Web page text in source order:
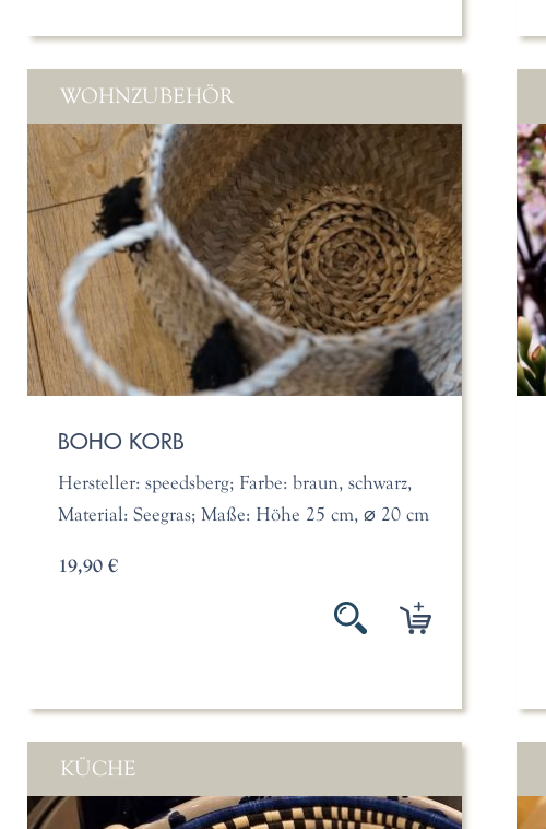
WOHNZUBEHÖR
BOHO KORB
Hersteller: speedsberg; Farbe: braun, schwarz,
Material: Seegras; Maße: Höhe 25 cm, ⌀ 20 cm
19,90 €
KÜCHE